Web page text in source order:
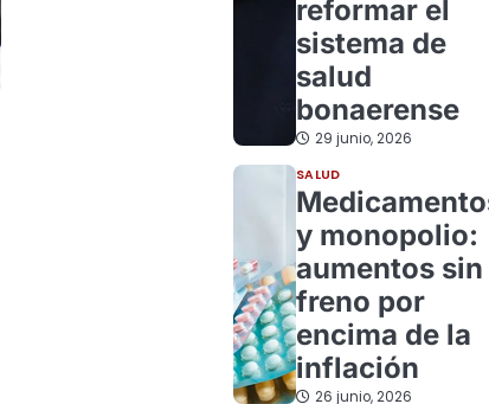
reformar el
sistema de
salud
bonaerense
29 junio, 2026
SALUD
y monopolio:
aumentos sin
freno por
encima de la
inflación
26 junio, 2026